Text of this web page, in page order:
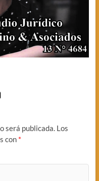
será publicada. Los
con *